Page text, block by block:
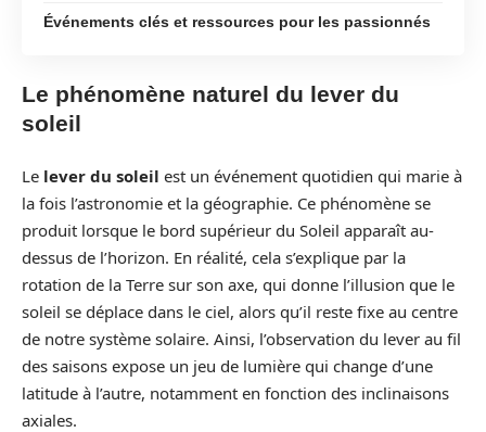
Événements clés et ressources pour les passionnés
Le phénomène naturel du lever du
soleil
Le lever du soleil est un événement quotidien qui marie à
la fois l’astronomie et la géographie. Ce phénomène se
produit lorsque le bord supérieur du Soleil apparaît au-
dessus de l’horizon. En réalité, cela s’explique par la
rotation de la Terre sur son axe, qui donne l’illusion que le
soleil se déplace dans le ciel, alors qu’il reste fixe au centre
de notre système solaire. Ainsi, l’observation du lever au fil
des saisons expose un jeu de lumière qui change d’une
latitude à l’autre, notamment en fonction des inclinaisons
axiales.